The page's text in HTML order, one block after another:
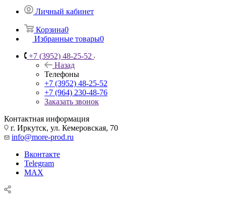
Личный кабинет
Корзина0
Избранные товары0
+7 (3952) 48-25-52
Назад
Телефоны
+7 (3952) 48-25-52
+7 (964) 230-48-76
Заказать звонок
Контактная информация
г. Иркутск, ул. Кемеровская, 70
info@more-prod.ru
Вконтакте
Telegram
MAX